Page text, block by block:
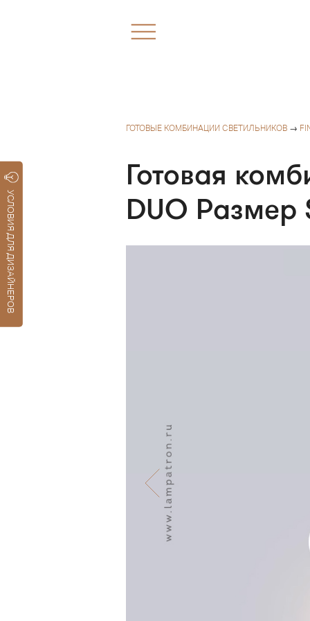
УСЛОВИЯ ДЛЯ ДИЗАЙНЕРОВ
ГОТОВЫЕ КОМБИНАЦИИ СВЕТИЛЬНИКОВ →
Готовая
DUO Размер